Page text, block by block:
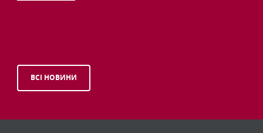
ВСІ НОВИНИ